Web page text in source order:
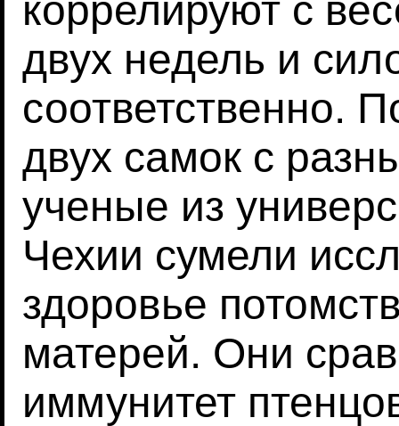
коррелируют с
двух недель и
соответственно.
двух самок с
ученые из
Чехии сумели
здоровье
матерей. Они
иммунитет